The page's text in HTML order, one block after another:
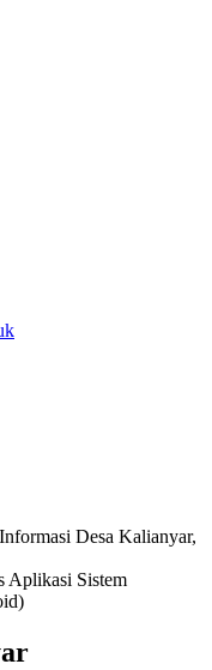
Desa Kalianyar,
Aplikasi Sistem